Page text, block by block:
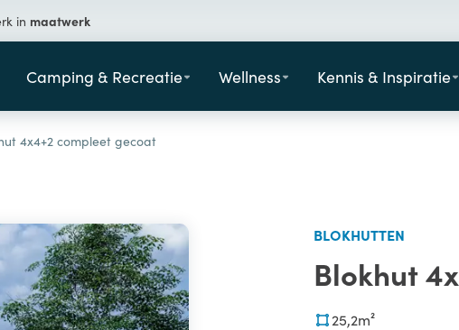
in maatwerk
Camping & Recreatie Wellness Kennis & Inspiratie
4x4+2 compleet gecoat
BLOKHUTTEN
Blokhut
25,2m²